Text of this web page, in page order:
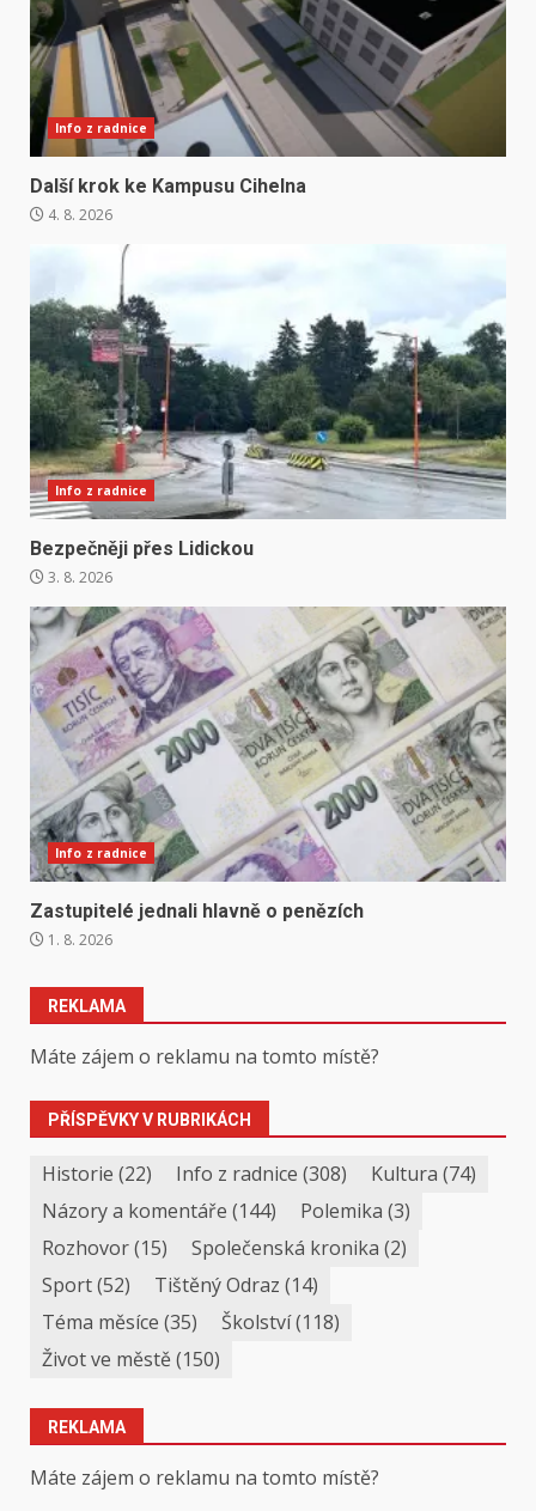
Info z radnice
Další krok ke Kampusu Cihelna
4. 8. 2026
Info z radnice
Bezpečněji přes Lidickou
3. 8. 2026
Info z radnice
Zastupitelé jednali hlavně o penězích
1. 8. 2026
REKLAMA
Máte zájem o reklamu na tomto místě?
PŘÍSPĚVKY V RUBRIKÁCH
Historie (22) Info z radnice (308) Kultura (74)
Názory a komentáře (144) Polemika (3)
Rozhovor(15) Společenská kronika (2)
Sport(52) Tištěný Odraz (14)
Téma měsíce (35) Školství(118)
Život ve městě(150)
REKLAMA
Máte zájem o reklamu na tomto místě?